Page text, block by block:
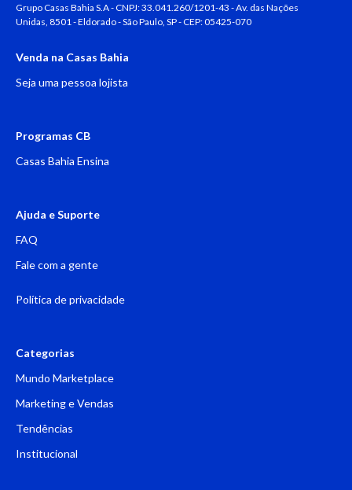
Grupo Casas Bahia S.A - CNPJ: 33.041.260/1201-43 - Av. das Nações
Unidas, 8501 - Eldorado - São Paulo, SP - CEP: 05425-070
Venda na Casas Bahia
Seja uma pessoa lojista
Programas CB
Casas Bahia Ensina
Ajuda e Suporte
FAQ
Fale com a gente
Política de privacidade
Categorias
Mundo Marketplace
Marketing e Vendas
Tendências
Institucional